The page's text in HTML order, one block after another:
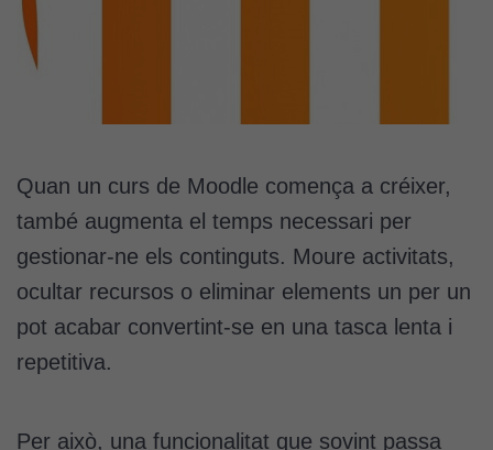
Quan un curs de Moodle comença a créixer,
també augmenta el temps necessari per
gestionar-ne els continguts. Moure activitats,
ocultar recursos o eliminar elements un per un
pot acabar convertint-se en una tasca lenta i
repetitiva.
Per això, una funcionalitat que sovint passa